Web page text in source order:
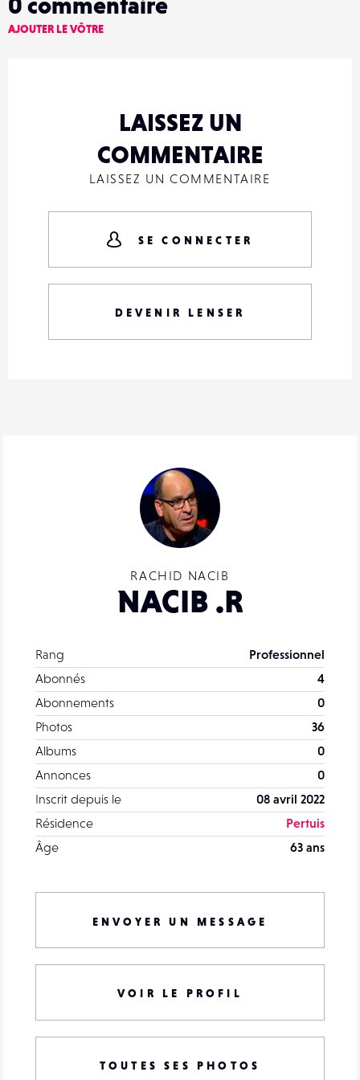
RACHID NACIB
NACIB .R
Rang
Professionnel
Abonnés
4
Abonnements
0
Photos
36
Albums
0
Annonces
0
Inscrit depuis le
08 avril 2022
Résidence
Pertuis
Âge
63 ans
ENVOYER UN MESSAGE
VOIR LE PROFIL
TOUTES SES PHOTOS
AJOUTER LE VÔTRE
LAISSEZ UN
COMMENTAIRE
LAISSEZ UN COMMENTAIRE
SE CONNECTER
DEVENIR LENSER